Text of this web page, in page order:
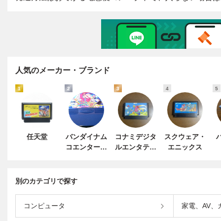
人気のメーカー・ブランド
1
任天堂
2
バンダイナム
コエンターテ
3
コナミデジタ
ルエンタテイ
4
スクウェア・
エニックス
5
別のカテゴリで探す
コンピュータ 家電、AV、